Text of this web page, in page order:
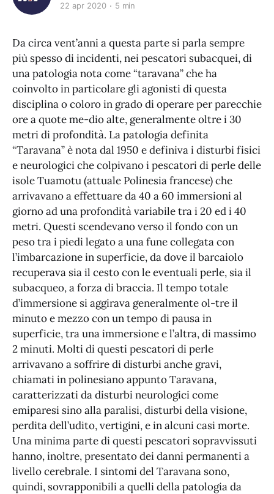
22 apr 2020 5 min
Da circa vent’anni a questa parte si parla sempre
più spesso di incidenti, nei pescatori subacquei, di
una patologia nota come “taravana” che ha
coinvolto in particolare gli agonisti di questa
disciplina o coloro in grado di operare per parecchie
ore a quote me-dio alte, generalmente oltre i 30
metri di profondità. La patologia definita
“Taravana” è nota dal 1950 e definiva i disturbi fisici
e neurologici che colpivano i pescatori di perle delle
isole Tuamotu (attuale Polinesia francese) che
arrivavano a effettuare da 40 a 60 immersioni al
giorno ad una profondità variabile tra i 20 ed i 40
metri. Questi scendevano verso il fondo con un
peso tra i piedi legato a una fune collegata con
l’imbarcazione in superficie, da dove il barcaiolo
recuperava sia il cesto con le eventuali perle, sia il
subacqueo, a forza di braccia. Il tempo totale
d’immersione si aggirava generalmente ol-tre il
minuto e mezzo con un tempo di pausa in
superficie, tra una immersione e l’altra, di massimo
2 minuti. Molti di questi pescatori di perle
arrivavano a soffrire di disturbi anche gravi,
chiamati in polinesiano appunto Taravana,
caratterizzati da disturbi neurologici come
emiparesi sino alla paralisi, disturbi della visione,
perdita dell’udito, vertigini, e in alcuni casi morte.
Una minima parte di questi pescatori sopravvissuti
hanno, inoltre, presentato dei danni permanenti a
livello cerebrale. I sintomi del Taravana sono,
quindi, sovrapponibili a quelli della patologia da